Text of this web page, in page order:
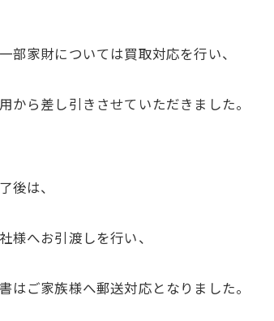
部家財については買取対応を行い、
から差し引きさせていただきました。
後は、
様へお引渡しを行い、
はご家族様へ郵送対応となりました。